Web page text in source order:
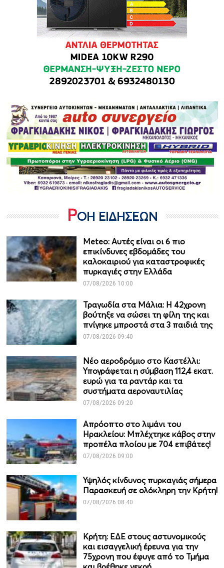
ΡΟΗ ΕΙΔΗΣΕΩΝ
Meteo: Aυτές είναι οι 6 πιο
επικίνδυνες εβδομάδες του
καλοκαιριού για καταστροφικές
πυρκαγιές στην Ελλάδα
07/08/2026 10:00
Τραγωδία στα Μάλια: Η 42χρονη
βούτηξε να σώσει τη φίλη της και
πνίγηκε μπροστά στα 3 παιδιά της
07/08/2026 09:40
Νέο αεροδρόμιο στο Καστέλλι:
Υπογράφεται η σύμβαση 112,4 εκατ.
ευρώ για τα ραντάρ και τα
συστήματα αεροναυτιλίας
07/08/2026 09:20
Απρόοπτο στο λιμάνι του
Ηρακλείου: Μπλέχτηκε κάβος στην
προπέλα πλοίου με 704 επιβάτες!
07/08/2026 09:00
Υψηλός κίνδυνος πυρκαγιάς σήμερα
Παρασκευή σε ολόκληρη την Κρήτη!
07/08/2026 08:40
Κρήτη: ΕΔΕ στους αστυνομικούς
και εισαγγελική έρευνα για την
75χρονη που έφυγε από το Τμήμα